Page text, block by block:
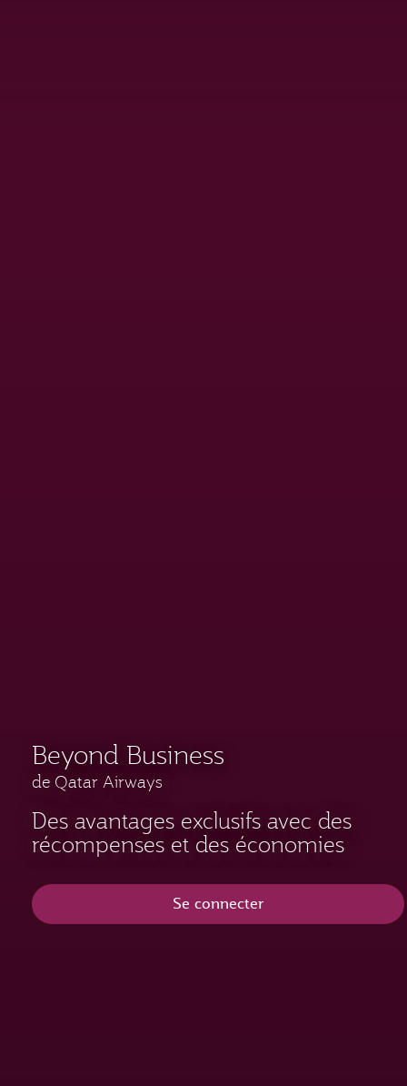
Beyond Business
de Qatar Airways
Des avantages exclusifs avec des
récompenses et des économies
Se connecter